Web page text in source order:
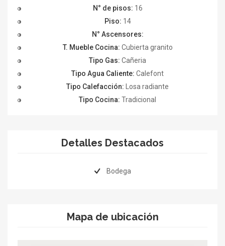
N° de pisos: 16
Piso: 14
N° Ascensores:
T. Mueble Cocina: Cubierta granito
Tipo Gas: Cañeria
Tipo Agua Caliente: Calefont
Tipo Calefacción: Losa radiante
Tipo Cocina: Tradicional
Detalles Destacados
Bodega
Mapa de ubicación